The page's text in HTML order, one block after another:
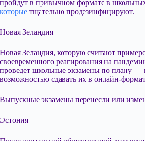
пройдут в привычном формате в
которые тщательно продезинфицируют.
Новая Зеландия
Новая Зеландия, которую считают
своевременного реагирования на
проведет школьные экзамены по плану —
возможностью сдавать их в онлайн-
Выпускные экзамены перенесли или
Эстония